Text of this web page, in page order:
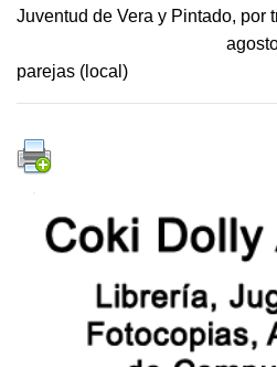
Juventud de Vera y Pintado, por
agosto 20 -
parejas (local)